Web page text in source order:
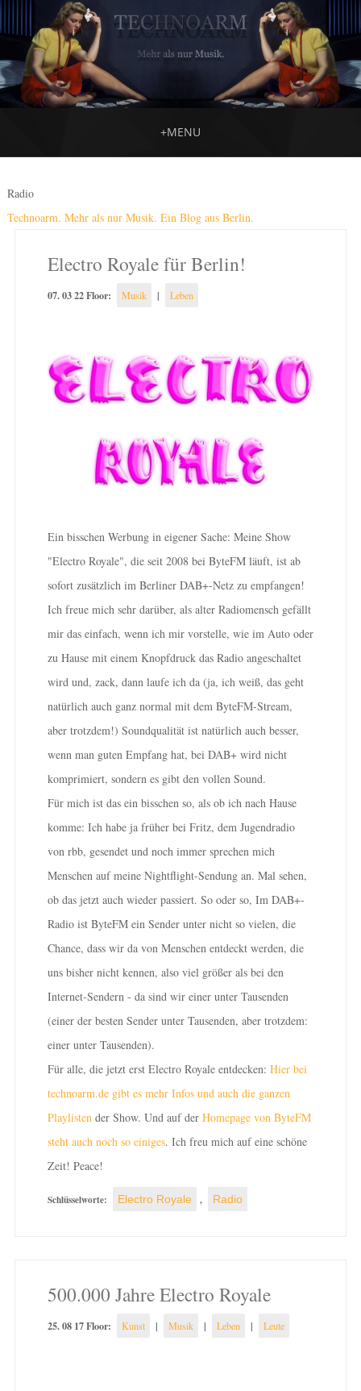
+MENU
Radio
Technoarm. Mehr als nur Musik. Ein Blog aus Berlin.
Electro Royale für Berlin!
07. 03 22 Floor: Musik | Leben
Ein bisschen Werbung in eigener Sache: Meine Show
"Electro Royale", die seit 2008 bei ByteFM läuft, ist ab
sofort zusätzlich im Berliner DAB+-Netz zu empfangen!
Ich freue mich sehr darüber, als alter Radiomensch gefällt
mir das einfach, wenn ich mir vorstelle, wie im Auto oder
zu Hause mit einem Knopfdruck das Radio angeschaltet
wird und, zack, dann laufe ich da (ja, ich weiß, das geht
natürlich auch ganz normal mit dem ByteFM-Stream,
aber trotzdem!) Soundqualität ist natürlich auch besser,
wenn man guten Empfang hat, bei DAB+ wird nicht
komprimiert, sondern es gibt den vollen Sound.
Für mich ist das ein bisschen so, als ob ich nach Hause
komme: Ich habe ja früher bei Fritz, dem Jugendradio
von rbb, gesendet und noch immer sprechen mich
Menschen auf meine Nightflight-Sendung an. Mal sehen,
ob das jetzt auch wieder passiert. So oder so, Im DAB+-
Radio ist ByteFM ein Sender unter nicht so vielen, die
Chance, dass wir da von Menschen entdeckt werden, die
uns bisher nicht kennen, also viel größer als bei den
Internet-Sendern - da sind wir einer unter Tausenden
(einer der besten Sender unter Tausenden, aber trotzdem:
einer unter Tausenden).
Für alle, die jetzt erst Electro Royale entdecken: Hier bei
technoarm.de gibt es mehr Infos und auch die ganzen
Playlistender Show. Und auf der Homepage von ByteFM
steht auch noch so einiges. Ich freu mich auf eine schöne
Zeit! Peace!
Schlüsselworte: Electro Royale , Radio
500.000 Jahre Electro Royale
25. 08 17 Floor: Kunst | Musik | Leben | Leute